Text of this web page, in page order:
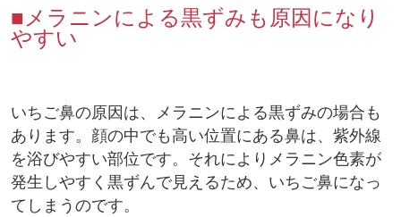
■メラニンによる黒ずみも原因になり
やすい
いちご鼻の原因は、メラニンによる黒ずみの場合も
あります。顔の中でも高い位置にある鼻は、紫外線
を浴びやすい部位です。それによりメラニン色素が
発生しやすく黒ずんで見えるため、いちご鼻になっ
てしまうのです。